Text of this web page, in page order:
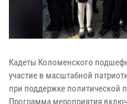
Кадеты Коломенского
участие в масштабной
при поддержке политической
Программа мероприятия